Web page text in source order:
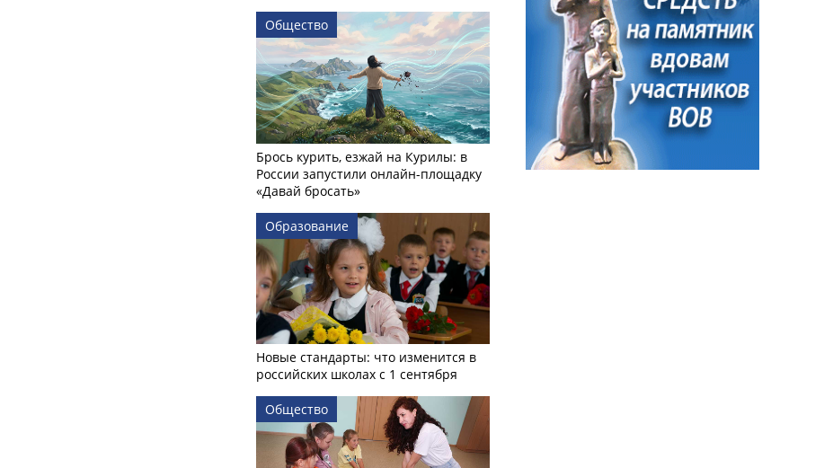
Общество
Брось курить, езжай на Курилы: в
России запустили онлайн-­площадку
«Давай бросать»
Образование
Новые стандарты: что изменится в
российских школах с 1 сентября
Общество